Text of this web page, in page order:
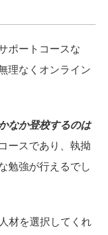
ポートコースな
理なくオンライン
なか登校するのは
ースであり、執拗
勉強が行えるでし
材を選択してくれ